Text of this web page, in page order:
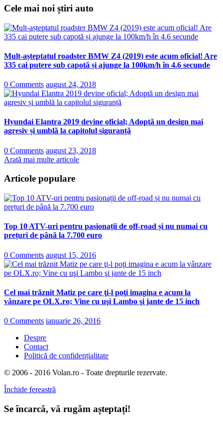
Cele mai noi știri auto
Mult-așteptatul roadster BMW Z4 (2019) este acum oficial! Are
335 cai putere sub capotă și ajunge la 100km/h în 4.6 secunde
0 Comments august 24, 2018
Hyundai Elantra 2019 devine oficial; Adoptă un design mai
agresiv și umblă la capitolul siguranță
0 Comments august 23, 2018
Arată mai multe articole
Articole populare
Top 10 ATV-uri pentru pasionații de off-road și nu numai cu
prețuri de până la 7.700 euro
0 Comments august 15, 2016
Cel mai trăznit Matiz pe care ţi-l poţi imagina e acum la
vânzare pe OLX.ro; Vine cu uşi Lambo şi jante de 15 inch
0 Comments ianuarie 26, 2016
Despre
Contact
Politică de confidențialitate
© 2006 - 2016 Volan.ro - Toate drepturile rezervate.
Închide fereastră
Se încarcă, vă rugăm așteptați!